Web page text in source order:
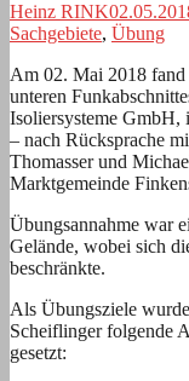
Heinz RINK
Sachgebiete, Übung
Am 02. Mai 2018
unteren
Isoliersysteme GmbH,
– nach Rücksprache
Thomasser und
Marktgemeinde
Übungsannahme war
Gelände, wobei sich
beschränkte.
Als Übungsziele
Scheiflinger folgende
gesetzt: